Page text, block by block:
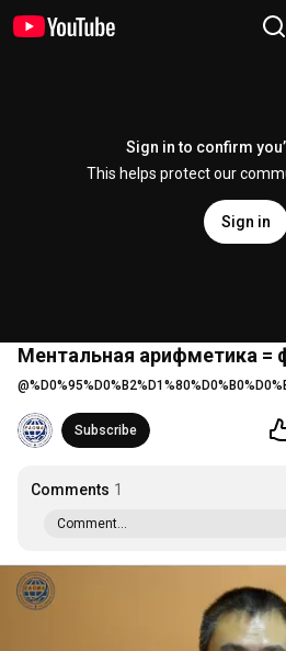
Sign in to confirm
This helps protect our
Sign in
Ментальная арифметика
@
Subscribe
Comments 1
Comment...